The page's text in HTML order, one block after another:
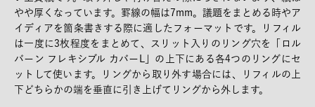
やや厚くなっています。罫線の幅は7mm。議題をまとめる時やア
イディアを箇条書きする際に適したフォーマットです。リフィル
は一度に3枚程度をまとめて、スリット入りのリング穴を「ロル
バーン フレキシブル カバーL」の上下にある各4つのリングにセ
ットして使います。リングから取り外す場合には、リフィルの上
下どちらかの端を垂直に引き上げてリングから外します。